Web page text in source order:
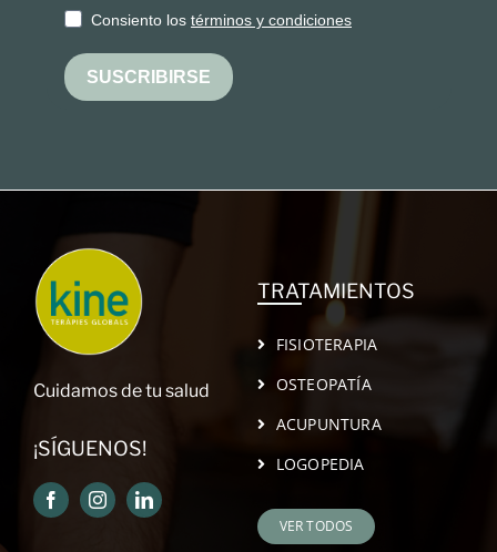
Consiento los términos y condiciones
SUSCRIBIRSE
Cuidamos de tu salud
¡SÍGUENOS!
TRATAMIENTOS
FISIOTERAPIA
OSTEOPATÍA
ACUPUNTURA
LOGOPEDIA
VER TODOS